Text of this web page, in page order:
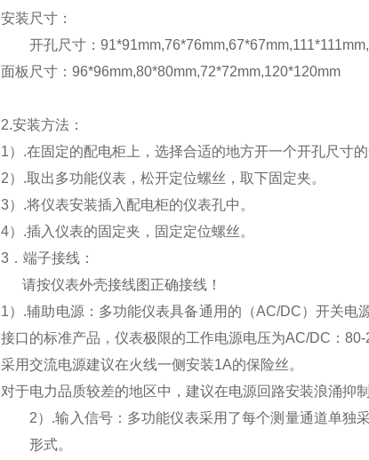
安装尺寸：
开孔尺寸：91*91mm,76*76mm,67*67mm,111*111mm,
面板尺寸：96*96mm,80*80mm,72*72mm,120*120mm
2.安装方法：
1）.在固定的配电柜上，选择合适的地方开一个开孔尺寸的
2）.取出多功能仪表，松开定位螺丝，取下固定夹。
3）.将仪表安装插入配电柜的仪表孔中。
4）.插入仪表的固定夹，固定定位螺丝。
3 ．端子接线：
请按仪表外壳接线图正确接线！
1） .辅助电源：多功能仪表具备通用的（AC/DC）开关电
接口的标准产品，仪表极限的工作电源电压为AC/DC ： 80-
采用交流电源建议在火线一侧安装1A的保险丝。
对于电力品质较差的地区中，建议在电源回路安装浪涌抑
2） .输入信号：多功能仪表采用了每个测量通道单独
形式。